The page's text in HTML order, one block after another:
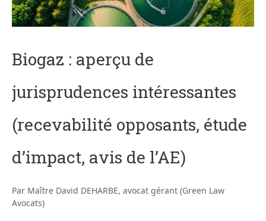
Biogaz : aperçu de
jurisprudences intéressantes
(recevabilité opposants, étude
d’impact, avis de l’AE)
Par Maître David DEHARBE, avocat gérant (Green Law
Avocats)